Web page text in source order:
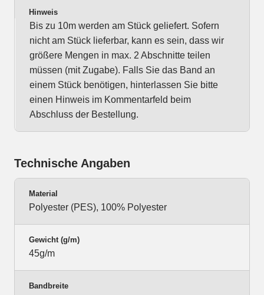
Hinweis
Bis zu 10m werden am Stück geliefert. Sofern
nicht am Stück lieferbar, kann es sein, dass wir
größere Mengen in max. 2 Abschnitte teilen
müssen (mit Zugabe). Falls Sie das Band an
einem Stück benötigen, hinterlassen Sie bitte
einen Hinweis im Kommentarfeld beim
Abschluss der Bestellung.
Technische Angaben
Material
Polyester (PES), 100% Polyester
Gewicht (g/m)
45g/m
Bandbreite